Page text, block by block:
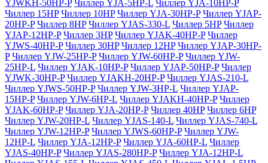
YJWKH-50HP-P Чиллер YJA-5HP-L Чиллер YJA-10HP-P
Чиллер 15HP Чиллер 10HP Чиллер YJA-30HP-P Чиллер YJAP-
20HP-P Чиллер 8HP Чиллер YJAS-330-L Чиллер 5HP Чиллер
YJAP-12HP-P Чиллер 3HP Чиллер YJAK-40HP-P Чиллер
YJWS-40HP-P Чиллер 30HP Чиллер 12HP Чиллер YJAP-30HP-
P Чиллер YJW-25HP-P Чиллер YJW-60HP-P Чиллер YJW-
25HP-L Чиллер YJAK-10HP-P Чиллер YJAP-50HP-P Чиллер
YJWK-30HP-P Чиллер YJAKH-20HP-P Чиллер YJAS-210-L
Чиллер YJWS-50HP-P Чиллер YJW-3HP-L Чиллер YJAP-
15HP-P Чиллер YJW-6HP-L Чиллер YJAKH-40HP-P Чиллер
YJAK-60HP-P Чиллер YJA-20HP-P Чиллер 40HP Чиллер 6HP
Чиллер YJW-20HP-L Чиллер YJAS-140-L Чиллер YJAS-740-L
Чиллер YJW-12HP-P Чиллер YJWS-60HP-P Чиллер YJW-
12HP-L Чиллер YJA-12HP-P Чиллер YJA-60HP-L Чиллер
YJAS-40HP-P Чиллер YJAS-280HP-P Чиллер YJA-12HP-L